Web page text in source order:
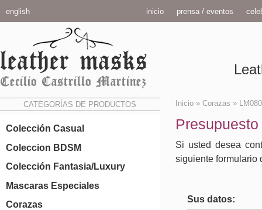
english inicio prensa / eventos
CATEGORÍAS DE PRODUCTOS
Colección Casual
Coleccion BDSM
Colección Fantasia/Luxury
Mascaras Especiales
Corazas
Inicio » Corazas » LM080
Si usted desea
siguiente formulario
Sus datos: